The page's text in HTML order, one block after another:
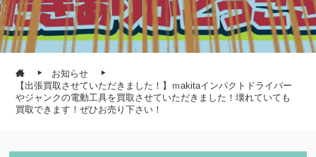
お知らせ
【出張買取させていただきました！】ｍakitaインパクトドライバー
やジャンクの電動工具を買取させていただきました！壊れていても
買取できます！ぜひお売り下さい！